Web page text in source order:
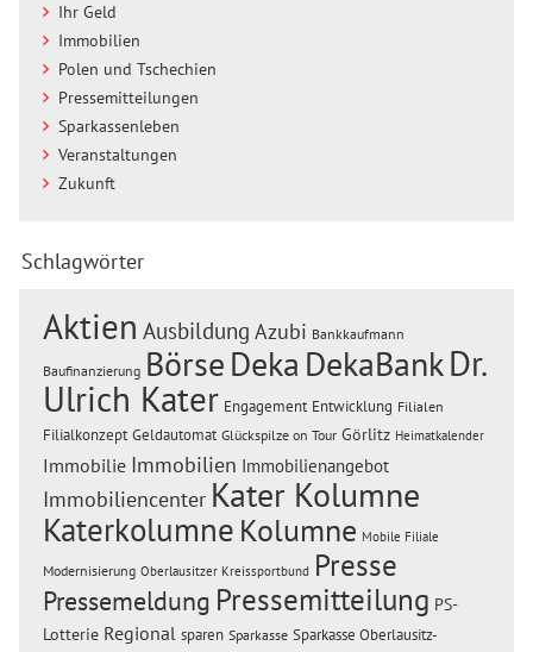
Ihr Geld
Immobilien
Polen und Tschechien
Pressemitteilungen
Sparkassenleben
Veranstaltungen
Zukunft
Schlagwörter
Aktien Ausbildung Azubi Bankkaufmann
Baufinanzierung BörseDeka DekaBankDr.
Ulrich Kater Engagement Entwicklung Filialen
Filialkonzept Geldautomat Glückspilze on Tour Görlitz Heimatkalender
Immobilie Immobilien Immobilienangebot
Immobiliencenter Kater Kolumne
Katerkolumne Kolumne Mobile Filiale
Modernisierung Oberlausitzer Kreissportbund Presse
Pressemeldung Pressemitteilung PS-
Lotterie Regional sparen Sparkasse Sparkasse Oberlausitz-